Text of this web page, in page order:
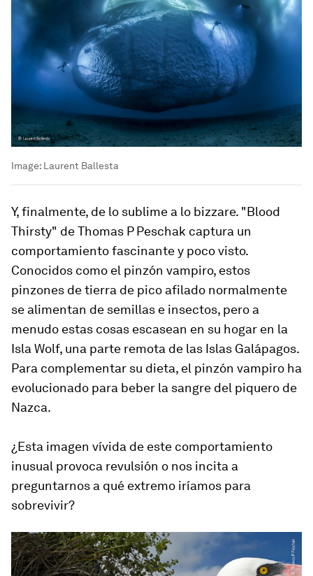
Image: Laurent Ballesta
Y, finalmente, de lo sublime a lo bizzare. "Blood
Thirsty" de Thomas P Peschak captura un
comportamiento fascinante y poco visto.
Conocidos como el pinzón vampiro, estos
pinzones de tierra de pico afilado normalmente
se alimentan de semillas e insectos, pero a
menudo estas cosas escasean en su hogar en la
Isla Wolf, una parte remota de las Islas Galápagos.
Para complementar su dieta, el pinzón vampiro ha
evolucionado para beber la sangre del piquero de
Nazca.
¿Esta imagen vívida de este comportamiento
inusual provoca revulsión o nos incita a
preguntarnos a qué extremo iríamos para
sobrevivir?